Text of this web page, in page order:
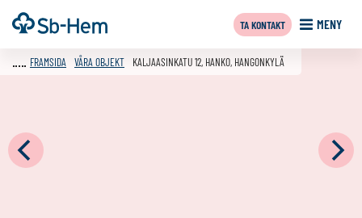
Till
innehållet
Framsida MENY
TA KONTAKT
FRAMSIDA VÅRA OBJEKT KALJAASINKATU 12, HANKO, HANGONKYLÄ